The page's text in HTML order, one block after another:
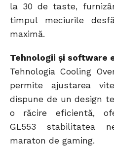
la 30 de taste,
timpul meciurile
maximă.
Tehnologii și software
Tehnologia Cooling
permite ajustarea
dispune de un design
o răcire eficientă,
GL553 stabilitatea
maraton de gaming.